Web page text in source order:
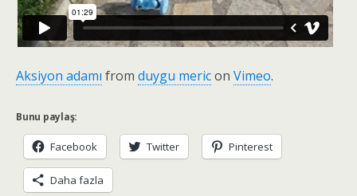
Aksiyon adamı from duygu mericon Vimeo.
Bunu paylaş:
Facebook Twitter Pinterest
Daha fazla